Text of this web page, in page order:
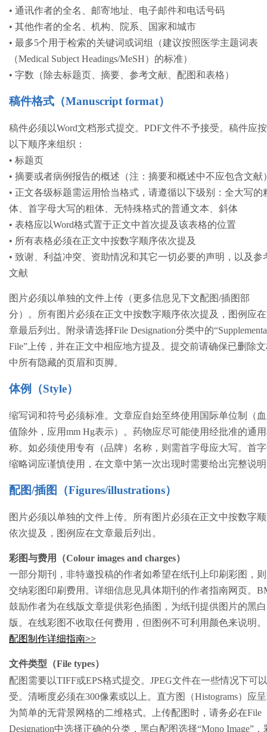
• 通讯作者的全名、邮寄地址、电子邮件和电话号码
• 其他作者的全名、机构、院系、国家和城市
• 最多5个用于检索的关键词或词组（建议按照医学主题词表
（Medical Subject Headings/MeSH）的标准）
• 字数（除去标题页、摘要、参考文献、配图和表格）
稿件格式（Manuscript format）
稿件必须以Word文档形式提交。PDF文件不予接受。稿件应
以下顺序来组织：
• 标题页
• 摘要或者病例报告的概述（注：摘要和概述中不应包含文献
• 正文各级标题需运用恰当格式，请遵循以下级别：全大写的
体、首字母大写的粗体、无特殊格式的普通文本、斜体
• 表格应以Word格式置于正文中首次提及该表格的位置
• 所有表格必须在正文中按数字顺序依次提及
• 致谢、利益冲突、资助情况和其它一切必要的声明，以及参
文献
图片必须以单独的文件上传（更多信息见下文配图/插图部
分）。所有图片必须在正文中按数字顺序依次提及，图例应
章最后列出。附录请选择File Designation分类中的
File”上传，并在正文中相应地方提及。提交前请确保已删除
中所有隐藏的页眉和页脚。
体例（Style）
缩写词和符号必须标准。文章应自始至终使用国际单位制（
值除外，应用mm Hg表示）。药物应尽可能使用经批准的通
称。如必须使用专有（品牌）名称，则需首字母应大写。首
缩略词应谨慎使用，在文章中第一次出现时需要给出完整说
配图/插图（Figures/illustrations）
图片必须以单独的文件上传。所有图片必须在正文中按数字
依次提及，图例应在文章最后列出。
彩图与费用（Colour images and charges）
一部分期刊，非特邀投稿的作者如希望在纸刊上印刷彩图，
交纳彩图印刷费用。详细信息见具体期刊的作者指南网页。
鼓励作者为在线版文章提供彩色插图，为纸刊提供图片的黑白
版。在线彩图不收取任何费用，但图例不可利用颜色来说明。
配图制作详细指南>>
文件类型（File types）
配图需要以TIFF或EPS格式提交。JPEG文件在一些情况下可
受。清晰度必须在300像素或以上。直方图（Histograms）应
为简单的无背景网格的二维格式。上传配图时，请务必在File
Designation中选择正确的分类，黑白配图选择“Mono Image”，